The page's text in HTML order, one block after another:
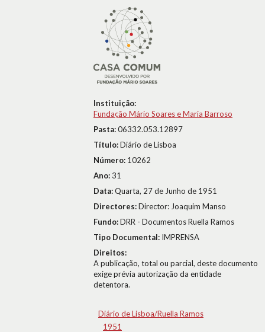
Instituição:
Fundação Mário Soares e Maria Barroso
Pasta:06332.053.12897
Título:Diário de Lisboa
Número: 10262
Ano:31
Data:Quarta, 27 de Junho de 1951
Directores:Director: Joaquim Manso
Fundo:DRR - Documentos Ruella Ramos
Tipo Documental: IMPRENSA
Direitos:
A publicação, total ou parcial, deste documento
exige prévia autorização da entidade
detentora.
Diário de Lisboa/Ruella Ramos
1951